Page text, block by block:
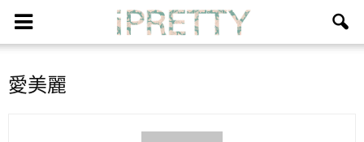
愛美麗